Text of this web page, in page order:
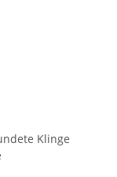
Klinge